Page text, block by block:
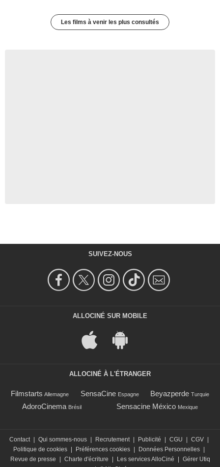
Les films à venir les plus consultés
SUIVEZ-NOUS
ALLOCINÉ SUR MOBILE
ALLOCINÉ À L'ÉTRANGER
Filmstarts Allemagne SensaCine Espagne Beyazperde Turquie
AdoroCinema Brésil Sensacine México Mexique
Contact | Qui sommes-nous | Recrutement | Publicité | CGU | CGV |
Politique de cookies | Préférences cookies | Données Personnelles |
Revue de presse
| Charte d'écriture | Les services AlloCiné | Gérer Utiq